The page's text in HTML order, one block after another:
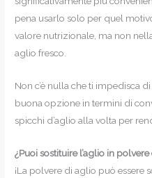
pena usarlo solo per quel
valore nutrizionale, ma non
aglio fresco.
Non c’è nulla che ti impedisca
buona opzione in termini di
spicchi d’aglio alla volta per
¿Puoi sostituire l’aglio in polvere
¡La polvere di aglio può essere